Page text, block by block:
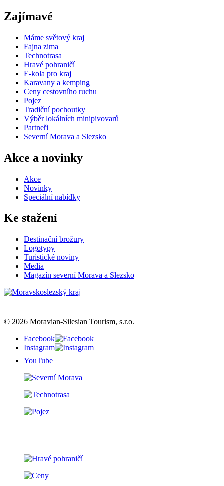
Zajímavé
Máme světový kraj
Fajna zima
Technotrasa
Hravé pohraničí
E-kola pro kraj
Karavany a kemping
Ceny cestovního ruchu
Pojez
Tradiční pochoutky
Výběr lokálních minipivovarů
Partneři
Severní Morava a Slezsko
Akce a novinky
Akce
Novinky
Speciální nabídky
Ke stažení
Destinační brožury
Logotypy
Turistické noviny
Media
Magazín severní Morava a Slezsko
© 2026 Moravian-Silesian Tourism, s.r.o.
Facebook
Instagram
YouTube